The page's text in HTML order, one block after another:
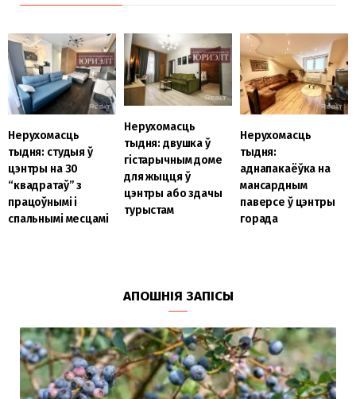
Нерухомасць
тыдня: студыя ў
цэнтры на 30
“квадратаў” з
працоўнымі і
спальнымі месцамі
Нерухомасць
тыдня: двушка ў
гістарычным доме
для жыцця ў
цэнтры або здачы
турыстам
Нерухомасць
тыдня:
аднапакаёўка на
мансардным
паверсе ў цэнтры
горада
АПОШНІЯ ЗАПІСЫ